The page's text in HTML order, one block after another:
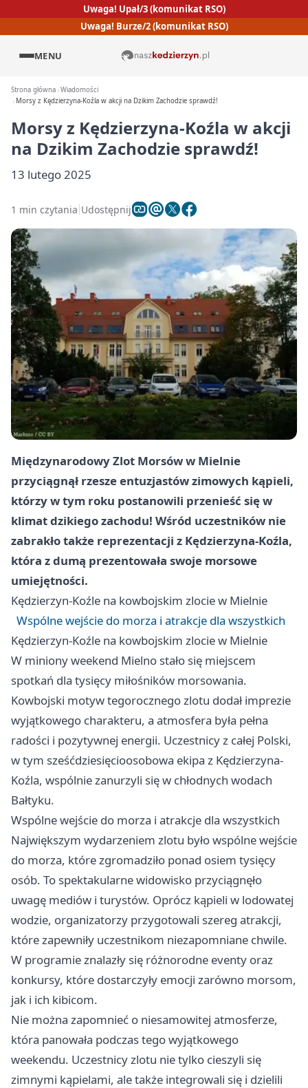
Uwaga! Upał/3 (komunikat RSO)
Uwaga! Burze/2 (komunikat RSO)
MENU
Strona główna Wiadomości
Morsy z Kędzierzyna-Koźla w akcji na Dzikim Zachodzie sprawdź!
Morsy z Kędzierzyna-Koźla w akcji
na Dzikim Zachodzie sprawdź!
13 lutego 2025
1 min czytania Udostępnij
Międzynarodowy Zlot Morsów w Mielnie
przyciągnął rzesze entuzjastów zimowych kąpieli,
którzy w tym roku postanowili przenieść się w
klimat dzikiego zachodu! Wśród uczestników nie
zabrakło także reprezentacji z Kędzierzyna-Koźla,
która z dumą prezentowała swoje morsowe
umiejętności.
Kędzierzyn-Koźle na kowbojskim zlocie w Mielnie
Wspólne wejście do morza i atrakcje dla wszystkich
Kędzierzyn-Koźle na kowbojskim zlocie w Mielnie
W miniony weekend Mielno stało się miejscem
spotkań dla tysięcy miłośników morsowania.
Kowbojski motyw tegorocznego zlotu dodał imprezie
wyjątkowego charakteru, a atmosfera była pełna
radości i pozytywnej energii. Uczestnicy z całej Polski,
w tym sześćdziesięcioosobowa ekipa z Kędzierzyna-
Koźla, wspólnie zanurzyli się w chłodnych wodach
Bałtyku.
Wspólne wejście do morza i atrakcje dla wszystkich
Największym wydarzeniem zlotu było wspólne wejście
do morza, które zgromadziło ponad osiem tysięcy
osób. To spektakularne widowisko przyciągnęło
uwagę mediów i turystów. Oprócz kąpieli w lodowatej
wodzie, organizatorzy przygotowali szereg atrakcji,
które zapewniły uczestnikom niezapomniane chwile.
W programie znalazły się różnorodne eventy oraz
konkursy, które dostarczyły emocji zarówno morsom,
jak i ich kibicom.
Nie można zapomnieć o niesamowitej atmosferze,
która panowała podczas tego wyjątkowego
weekendu. Uczestnicy zlotu nie tylko cieszyli się
zimnymi kąpielami, ale także integrowali się i dzielili